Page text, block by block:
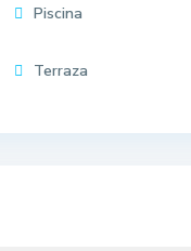
Piscina
Terraza